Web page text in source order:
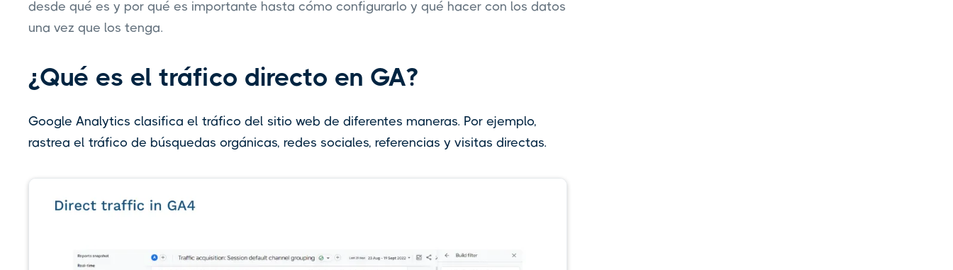
desde qué es y por qué es importante hasta cómo configurarlo y qué hacer con los datos
una vez que los tenga.
¿Qué es el tráfico directo en GA?
Google Analytics clasifica el tráfico del sitio web de diferentes maneras. Por ejemplo,
rastrea el tráfico de búsquedas orgánicas, redes sociales, referencias y visitas directas.